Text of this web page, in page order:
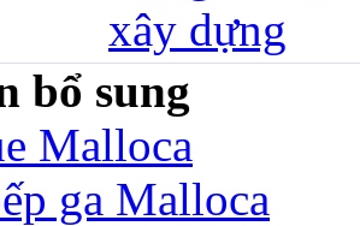
bổ sung
Malloca
ga Malloca